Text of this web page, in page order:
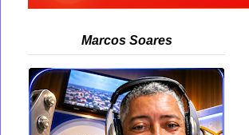
Marcos Soares